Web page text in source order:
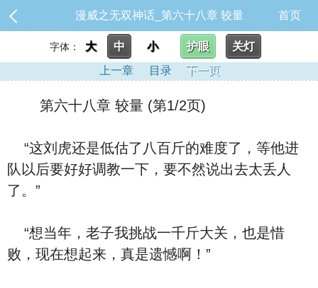
漫威之无双神话_第六十八章 较量 首页
字体： 大 中 小 护眼
关灯
上一章
目录 下一页
第六十八章 较量 (第1/2页)
“这刘虎还是低估了八百斤的难度了，等他进
队以后要好好调教一下，要不然说出去太丢人
了。”
“想当年，老子我挑战一千斤大关，也是惜
败，现在想起来，真是遗憾啊！”